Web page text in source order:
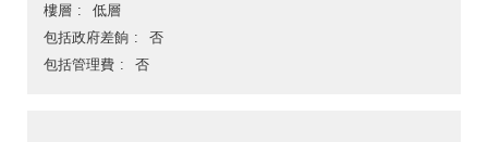
樓層
低層
包括政府差餉
否
包括管理費
否